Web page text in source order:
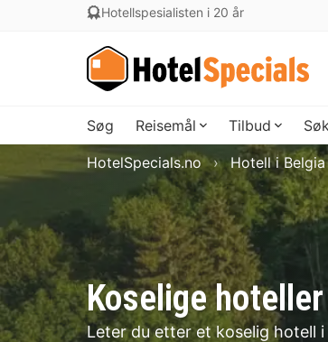
Hotellspesialisten i 20 år
Søg Reisemål Tilbud
Koselige
Leter du etter et koselig hotell i
HotelSpecials.no Hotell i Belgia